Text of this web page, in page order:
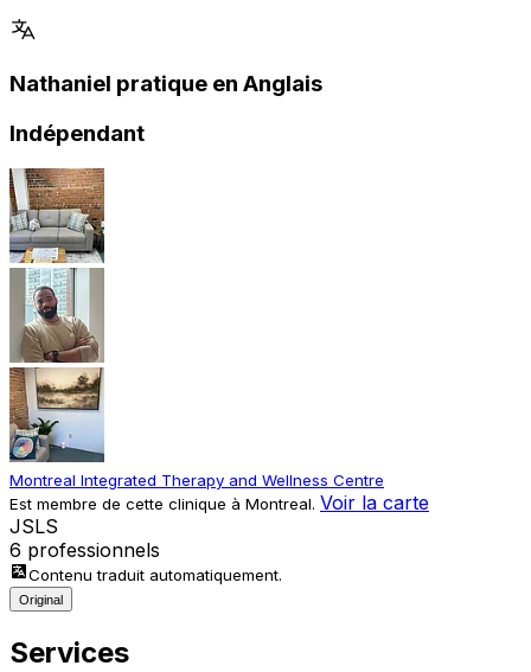
Nathaniel pratique en Anglais
Indépendant
Montreal Integrated Therapy and Wellness Centre
Est membre de cette clinique à Montreal. Voir la carte
JSLS
6 professionnels
Contenu traduit automatiquement.
Original
Services